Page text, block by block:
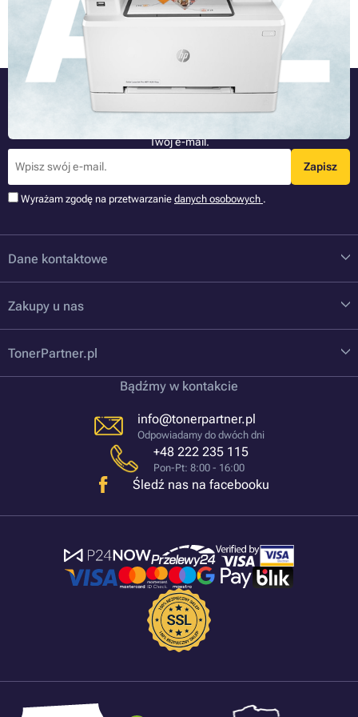
wyjaśniamy w prosty sposób, jak działa drukarka laserowa — od
pierwszego sygnału z komputera aż po gotowy wydruk.
Przeczytaj cały artykuł »
Twój e-mail.
Zapisz
Wyrażam zgodę na przetwarzanie danych osobowych .
Dane kontaktowe
Zakupy u nas
TonerPartner.pl
Bądźmy w kontakcie
info@tonerpartner.pl
Odpowiadamy do dwóch dni
+48 222 235 115
Pon-Pt: 8:00 - 16:00
Śledź nas na facebooku